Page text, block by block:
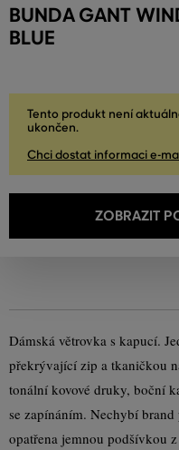
BUNDA GANT
BLUE
Tento produkt není
ukončen.
Chci dostat informaci e-
ZOBRAZIT
Dámská větrovka s kapucí.
překrývající zip a tkaničkou
tonální kovové druky, boční
se zapínáním. Nechybí
opatřena jemnou podšívkou